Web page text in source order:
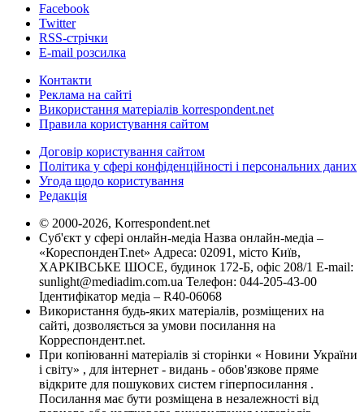
Facebook
Twitter
RSS-стрічки
E-mail розсилка
Контакти
Реклама на сайті
Використання матеріалів korrespondent.net
Правила користування сайтом
Договір користування сайтом
Політика у сфері конфіденційності і персональних даних
Угода щодо користування
Редакція
© 2000-2026, Korrespondent.net
Суб'єкт у сфері онлайн-медіа Назва онлайн-медіа –
«КореспонденТ.net» Адреса: 02091, місто Київ,
ХАРКІВСЬКЕ ШОСЕ, будинок 172-Б, офіс 208/1 E-mail:
sunlight@mediadim.com.ua Телефон: 044-205-43-00
Ідентифікатор медіа – R40-06068
Використання будь-яких матеріалів, розміщених на
сайті, дозволяється за умови посилання на
Корреспондент.net.
При копіюванні матеріалів зі сторінки « Новини України
і світу» , для інтернет - видань - обов'язкове пряме
відкрите для пошукових систем гіперпосилання .
Посилання має бути розміщена в незалежності від